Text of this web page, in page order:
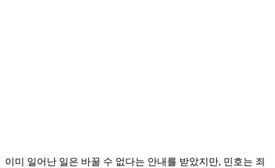
이미 일어난 일은 바꿀 수 없다는 안내를 받았지만, 민호는 죄